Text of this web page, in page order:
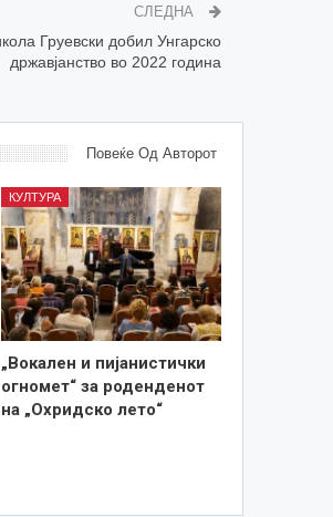
СЛЕДНА
Груевски добил Унгарско
државјанство во 2022 година
Повеќе Од Авторот
КУЛТУРА
„Вокален и пијанистички
огномет“ за роденденот
на „Охридско лето“